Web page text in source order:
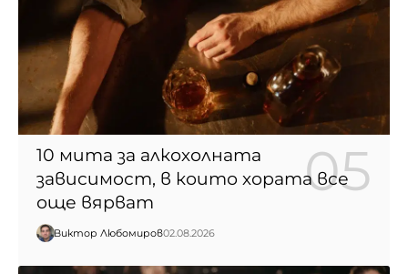
10 мита за алкохолната
зависимост, в които хората все
още вярват
Виктор Любомиров02.08.2026